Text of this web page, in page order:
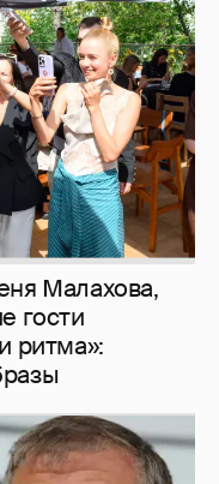
Малахова,
гости
ритма»: